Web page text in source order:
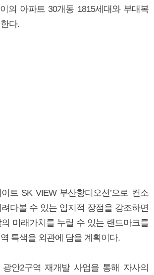
의 아파트 30개동 1815세대와 부대복
다.
이트 SK VIEW 부산항디오션’으로 컨소
다볼 수 있는 입지적 장점을 강조하면
미래가치를 누릴 수 있는 랜드마크를
특색을 외관에 담을 계획이다.
광안2구역 재개발 사업을 통해 자사의